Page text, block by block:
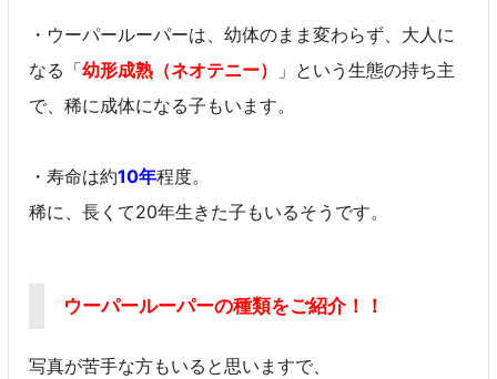
・ウーパールーパーは、幼体のまま変わらず、大人に
なる「幼形成熟（ネオテニー）
」という生態の持ち主
で、稀に成体になる子もいます。
・寿命は約10年程度。
稀に、長くて20年生きた子もいるそうです。
ウーパールーパーの種類をご紹介！！
写真が苦手な方もいると思いますで、